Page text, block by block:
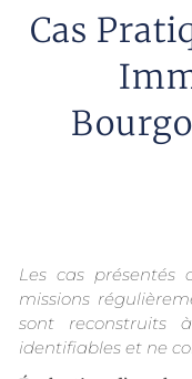
Cas
Les cas présentés
missions
sont reconstruits
identifiables et ne